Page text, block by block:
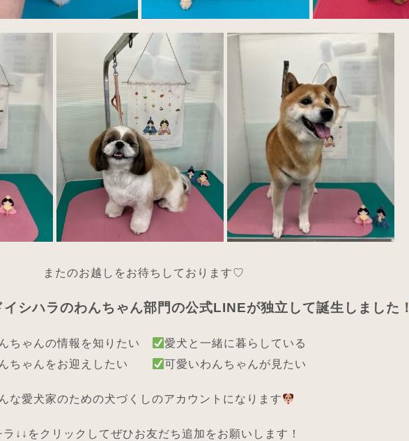
ま たのお越しをお待ちしております♡
シハラのわんちゃん部門の公式LINEが独立して誕生しました！
ちゃんの情報を知りたい
愛犬と一緒に暮らしている
ちゃんをお迎えしたい
可愛いわんちゃんが見たい
な愛犬家のための犬づくしのアカウントになります
ラ↓↓をクリックしてぜひお友だち追加をお願いします！